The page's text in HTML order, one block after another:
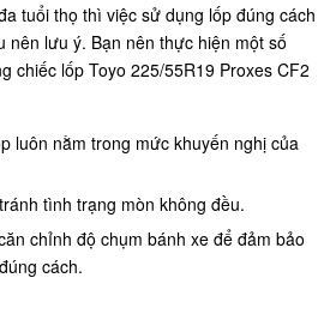
tuổi thọ thì việc sử dụng lốp đúng cách
nên lưu ý. Bạn nên thực hiện một số
chiếc lốp Toyo 225/55R19 Proxes CF2
luôn nằm trong mức khuyến nghị của
tình trạng mòn không đều.
chỉnh độ chụm bánh xe để đảm bảo
cách.